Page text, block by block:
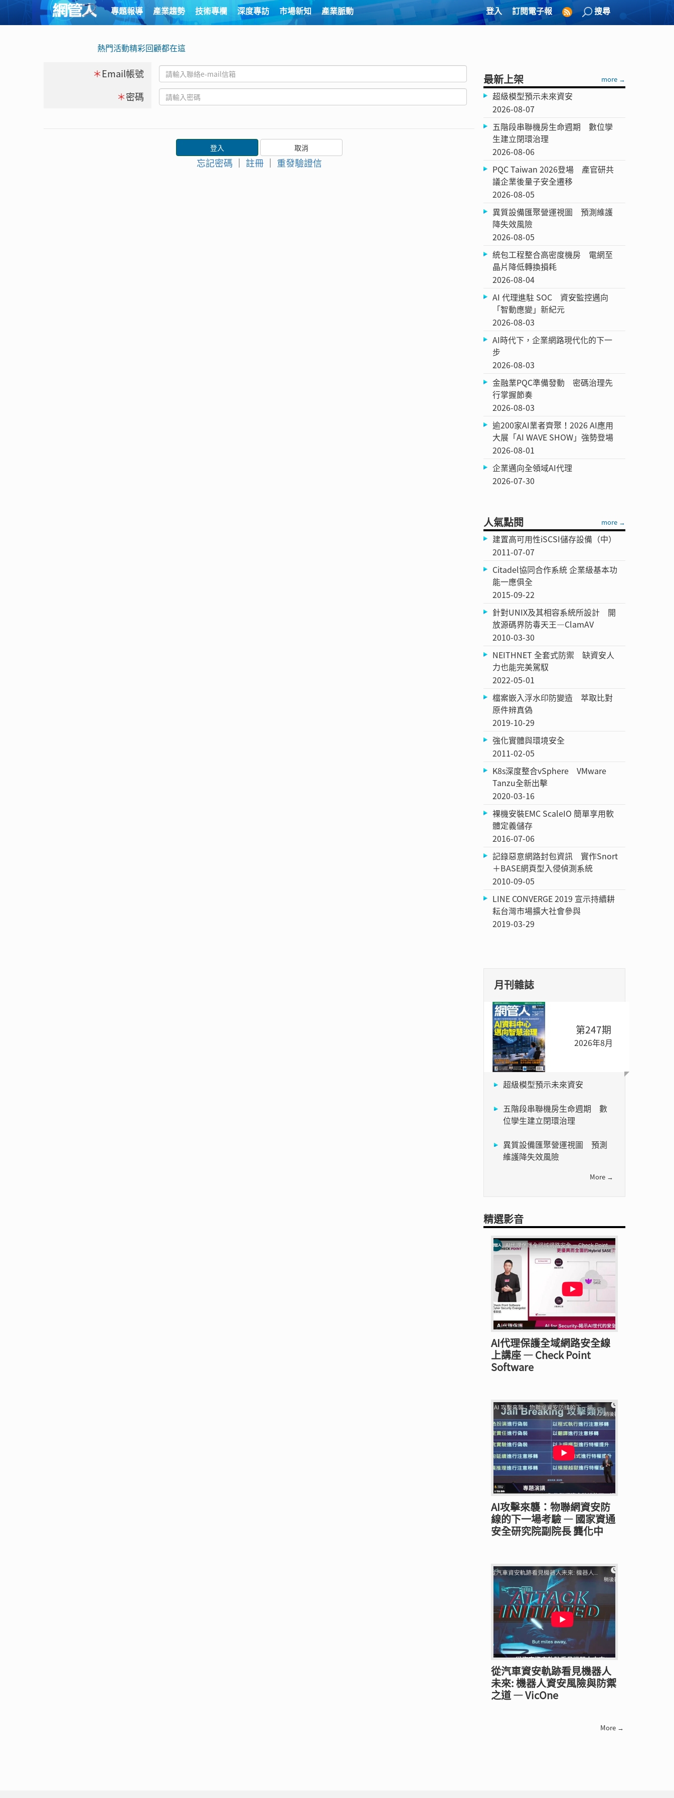
專題報導 產業趨勢 技術專欄 深度專訪 市場新知 產業脈動 登入 訂閱電子報 搜尋
熱門活動精彩回顧都在這
＊Email帳號
＊密碼
忘記密碼 ｜ 註冊 ｜ 重發驗證信
最新上架 more →
超級模型預示未來資安
2026-08-07
五階段串聯機房生命週期 數位孿
生建立閉環治理
2026-08-06
PQC Taiwan 2026登場 產官研共
議企業後量子安全遷移
2026-08-05
異質設備匯聚營運視圖 預測維護
降失效風險
2026-08-05
統包工程整合高密度機房 電網至
晶片降低轉換損耗
2026-08-04
AI 代理進駐 SOC 資安監控邁向
「智動應變」新紀元
2026-08-03
AI時代下，企業網路現代化的下一
步
2026-08-03
金融業PQC準備發動 密碼治理先
行掌握節奏
2026-08-03
逾200家AI業者齊聚！2026 AI應用
大展「AI WAVE SHOW」強勢登場
2026-08-01
企業邁向全領域AI代理
2026-07-30
人氣點閱 more →
建置高可用性iSCSI儲存設備（中）
2011-07-07
Citadel協同合作系統 企業級基本功
能一應俱全
2015-09-22
針對UNIX及其相容系統所設計 開
放源碼界防毒天王—ClamAV
2010-03-30
NEITHNET 全套式防禦 缺資安人
力也能完美駕馭
2022-05-01
檔案嵌入浮水印防變造 萃取比對
原件辨真偽
2019-10-29
強化實體與環境安全
2011-02-05
K8s深度整合vSphere VMware
Tanzu全新出擊
2020-03-16
裸機安裝EMC ScaleIO 簡單享用軟
體定義儲存
2016-07-06
記錄惡意網路封包資訊 實作Snort
＋BASE網頁型入侵偵測系統
2010-09-05
LINE CONVERGE 2019 宣示持續耕
耘台灣市場擴大社會參與
2019-03-29
月刊雜誌
第247期
2026年8月
超級模型預示未來資安
五階段串聯機房生命週期 數
位孿生建立閉環治理
異質設備匯聚營運視圖 預測
維護降失效風險
More →
精選影音
AI代理保護全域網路安全線
上講座 — Check Point
Software
AI攻擊來襲：物聯網資安防
線的下一場考驗 — 國家資通
安全研究院副院長 龔化中
從汽車資安軌跡看見機器人
未來: 機器人資安風險與防禦
之道 — VicOne
More →